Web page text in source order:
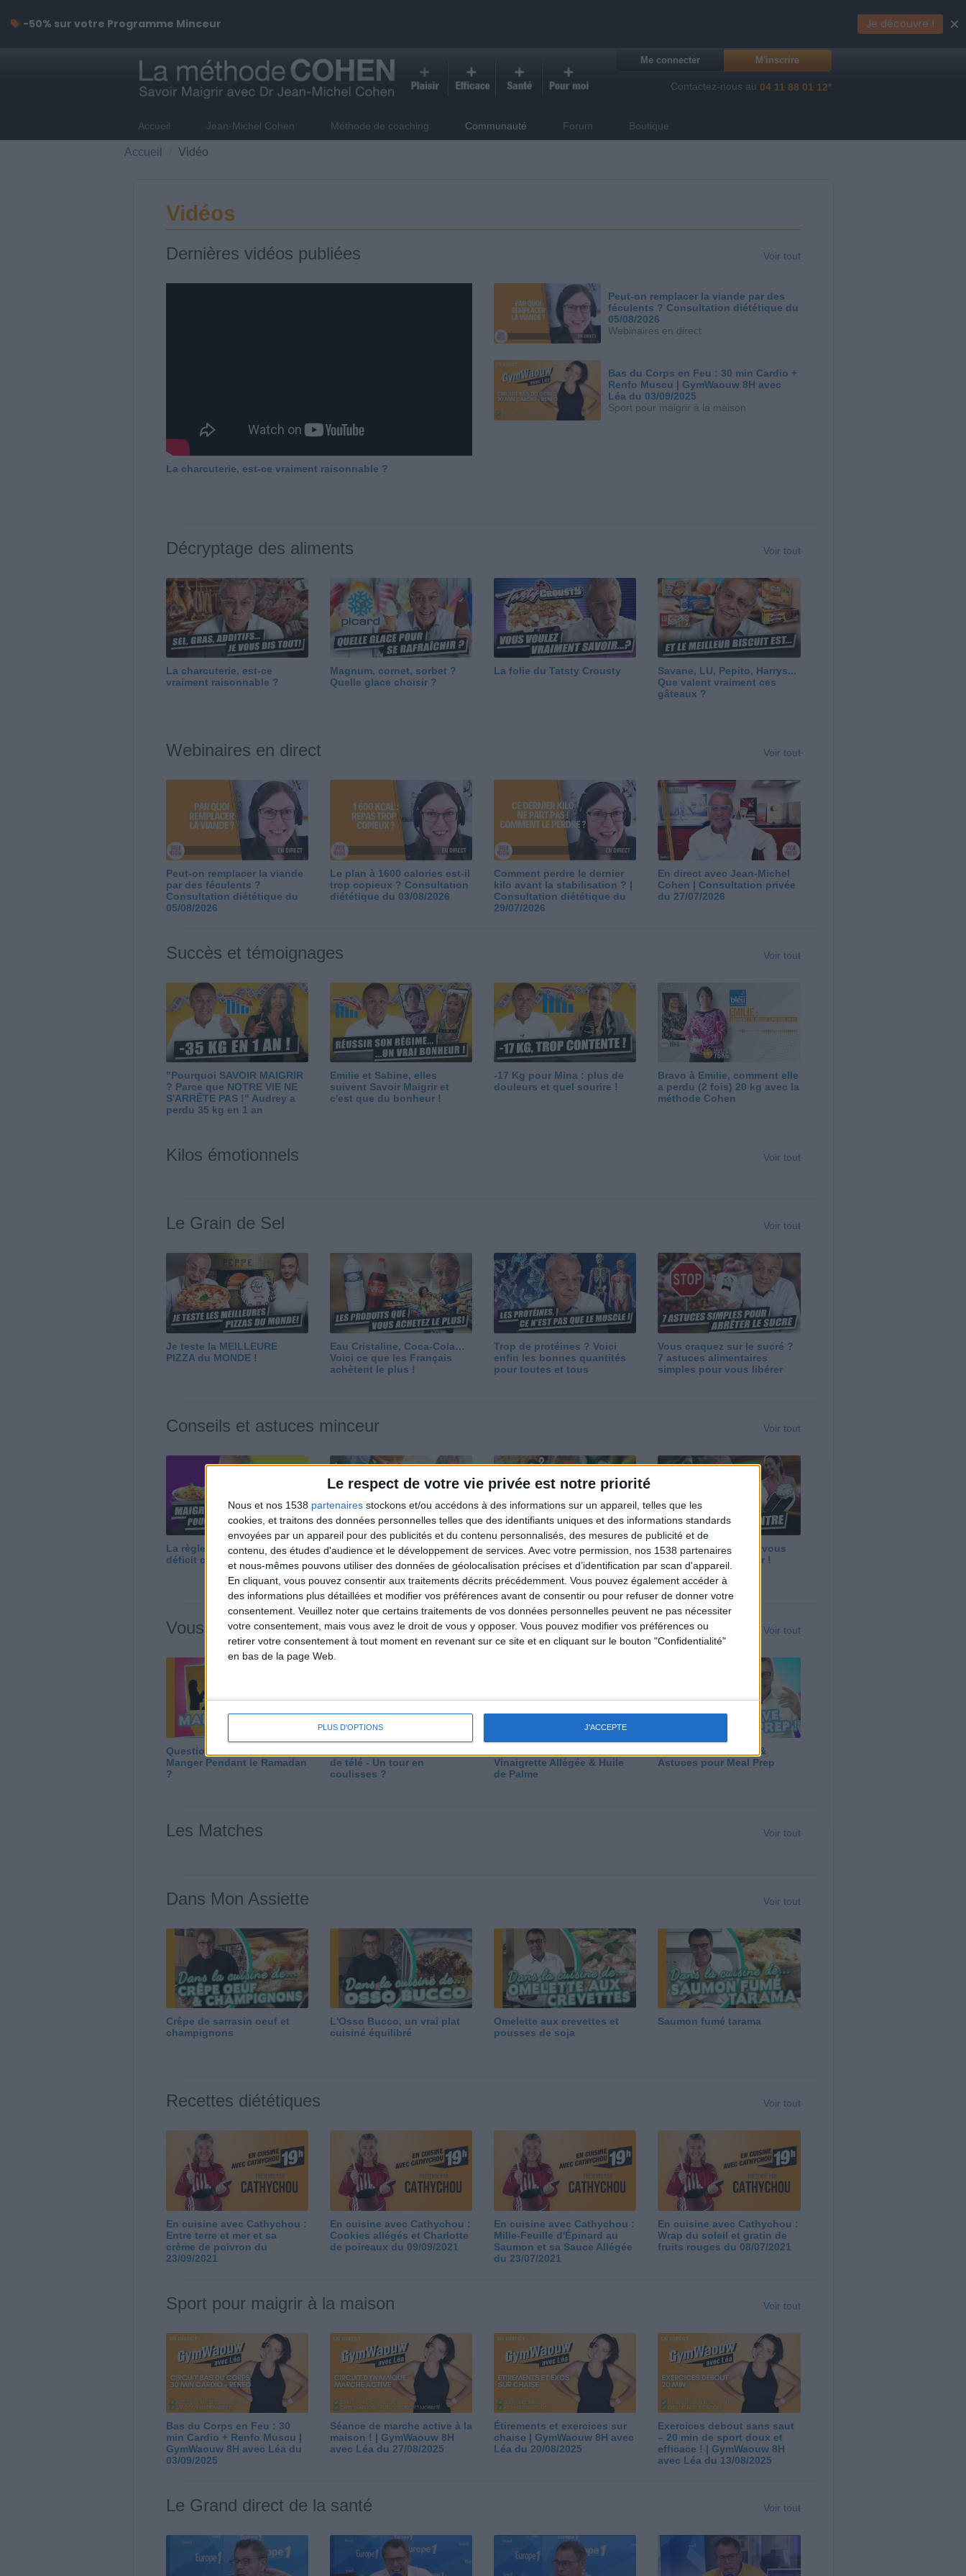
Le respect de votre vie privée est notre priorité
Nous et nos 1538 partenaires stockons et/ou accédons à des informations sur un appareil, telles que les
cookies, et traitons des données personnelles telles que des identifiants uniques et des informations standards
envoyées par un appareil pour des publicités et du contenu personnalisés, des mesures de publicité et de
contenu, des études d'audience et le développement de services. Avec votre permission, nos 1538 partenaires
et nous-mêmes pouvons utiliser des données de géolocalisation précises et d’identification par scan d'appareil.
En cliquant, vous pouvez consentir aux traitements décrits précédemment. Vous pouvez également accéder à
des informations plus détaillées et modifier vos préférences avant de consentir ou pour refuser de donner votre
consentement. Veuillez noter que certains traitements de vos données personnelles peuvent ne pas nécessiter
votre consentement, mais vous avez le droit de vous y opposer. Vous pouvez modifier vos préférences ou
retirer votre consentement à tout moment en revenant sur ce site et en cliquant sur le bouton "Confidentialité"
en bas de la page Web.
PLUS D'OPTIONS J'ACCEPTE
Me connecter M'inscrire
Contactez-nous au 04 11 88 01 12*
Accueil Jean-Michel Cohen Méthode de coaching Communauté Forum Boutique
Accueil Vidéo
Vidéos
Dernières vidéos publiées Voir tout
La charcuterie, est-ce vraiment raisonnable ?
Peut-on remplacer la viande par des
féculents ? Consultation diététique du
05/08/2026
Webinaires en direct
Bas du Corps en Feu : 30 min Cardio +
Renfo Muscu | GymWaouw 8H avec
Léa du 03/09/2025
Sport pour maigrir à la maison
Décryptage des aliments Voir tout
La charcuterie, est-ce
vraiment raisonnable ?
Magnum, cornet, sorbet ?
Quelle glace choisir ?
La folie du Tatsty Crousty
Savane, LU, Pepito, Harrys...
Que valent vraiment ces
gâteaux ?
Webinaires en direct Voir tout
Peut-on remplacer la viande
par des féculents ?
Consultation diététique du
05/08/2026
Le plan à 1600 calories est-il
trop copieux ? Consultation
diététique du 03/08/2026
Comment perdre le dernier
kilo avant la stabilisation ? |
Consultation diététique du
29/07/2026
En direct avec Jean-Michel
Cohen | Consultation privée
du 27/07/2026
Succès et témoignages Voir tout
"Pourquoi SAVOIR MAIGRIR
? Parce que NOTRE VIE NE
S'ARRÊTE PAS !" Audrey a
perdu 35 kg en 1 an
Emilie et Sabine, elles
suivent Savoir Maigrir et
c'est que du bonheur !
-17 Kg pour Mina : plus de
douleurs et quel sourire !
Bravo à Emilie, comment elle
a perdu (2 fois) 20 kg avec la
méthode Cohen
Kilos émotionnels Voir tout
Le Grain de Sel Voir tout
Je teste la MEILLEURE
PIZZA du MONDE !
Eau Cristaline, Coca-Cola…
Voici ce que les Français
achètent le plus !
Trop de protéines ? Voici
enfin les bonnes quantités
pour toutes et tous
Vous craquez sur le sucré ?
7 astuces alimentaires
simples pour vous libérer
Conseils et astuces minceur Voir tout
La règle N°1 pour maigrir : le
déficit calorique
Perdre 10 kg : ma méthode
est imparable
Et après la perte de poids ?
Je fais comment ?
Maigrir vite ? Ce que vous
devez vraiment savoir !
Vous m'avez demandé Voir tout
Question/Réponse : Que
Manger Pendant le Ramadan
?
de télé - Un tour en
coulisses ?
Vinaigrette Allégée & Huile
de Palme
Panga, Huile d'Olive &
Astuces pour Meal Prep
Les Matches Voir tout
Dans Mon Assiette Voir tout
Crêpe de sarrasin oeuf et
champignons
L'Osso Bucco, un vrai plat
cuisiné équilibré
Omelette aux crevettes et
pousses de soja
Saumon fumé tarama
Recettes diététiques Voir tout
En cuisine avec Cathychou :
Entre terre et mer et sa
crème de poivron du
23/09/2021
En cuisine avec Cathychou :
Cookies allégés et Charlotte
de poireaux du 09/09/2021
En cuisine avec Cathychou :
Mille-Feuille d'Épinard au
Saumon et sa Sauce Allégée
du 23/07/2021
En cuisine avec Cathychou :
Wrap du soleil et gratin de
fruits rouges du 08/07/2021
Sport pour maigrir à la maison Voir tout
Bas du Corps en Feu : 30
min Cardio + Renfo Muscu |
GymWaouw 8H avec Léa du
03/09/2025
Séance de marche active à la
maison ! | GymWaouw 8H
avec Léa du 27/08/2025
Étirements et exercices sur
chaise | GymWaouw 8H avec
Léa du 20/08/2025
Exercices debout sans saut
– 20 min de sport doux et
efficace ! | GymWaouw 8H
avec Léa du 13/08/2025
Le Grand direct de la santé Voir tout
-50% sur votre Programme Minceur Je découvre ! ×